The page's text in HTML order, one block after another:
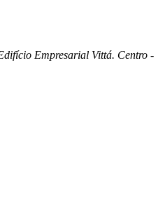
Empresarial Vittá. Centro -